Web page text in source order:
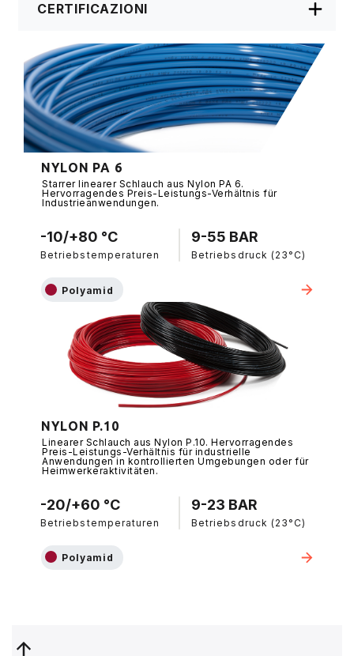
CERTIFICAZIONI
NYLON PA 6
Starrer linearer Schlauch aus Nylon PA 6.
Hervorragendes Preis-Leistungs-Verhältnis für
Industrieanwendungen.
-10/+80 °C
Betriebstemperaturen
9-55 BAR
Betriebsdruck (23°C)
Polyamid
NYLON P.10
Linearer Schlauch aus Nylon P.10. Hervorragendes
Preis-Leistungs-Verhältnis für industrielle
Anwendungen in kontrollierten Umgebungen oder für
Heimwerkeraktivitäten.
-20/+60 °C
Betriebstemperaturen
9-23 BAR
Betriebsdruck (23°C)
Polyamid